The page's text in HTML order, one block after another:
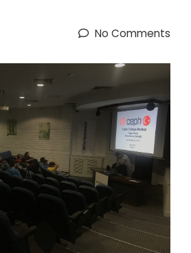
No Comments